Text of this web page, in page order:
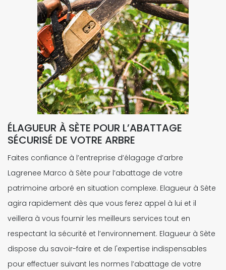
ÉLAGUEUR À SÈTE POUR L’ABATTAGE
SÉCURISÉ DE VOTRE ARBRE
Faites confiance à l’entreprise d’élagage d’arbre
Lagrenee Marco à Sète pour l’abattage de votre
patrimoine arboré en situation complexe. Elagueur à Sète
agira rapidement dès que vous ferez appel à lui et il
veillera à vous fournir les meilleurs services tout en
respectant la sécurité et l’environnement. Elagueur à Sète
dispose du savoir-faire et de l'expertise indispensables
pour effectuer suivant les normes l’abattage de votre